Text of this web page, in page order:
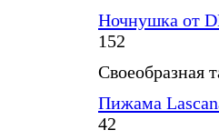
Ночнушка от
152
Своеобразная
Пижама
42